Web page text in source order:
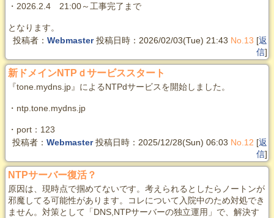
・2026.2.4 21:00～工事完了まで
となります。
投稿者：Webmaster投稿日時：2026/02/03(Tue) 21:43 No.13 [返
信]
新ドメインNTPｄサービススタート
『tone.mydns.jp』によるNTPdサービスを開始しました。
・ntp.tone.mydns.jp
・port：123
投稿者：Webmaster投稿日時：2025/12/28(Sun) 06:03 No.12 [返
信]
NTPサーバー復活？
原因は、現時点で掴めてないです。考えられるとしたらノートンが
邪魔してる可能性があります。コレについて入院中のため対処でき
ません。対策として「DNS,NTPサーバーの独立運用」で、解決す